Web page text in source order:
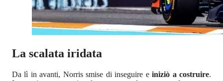
La scalata iridata
Da lì in avanti, Norris smise di inseguire einiziò a costruire.